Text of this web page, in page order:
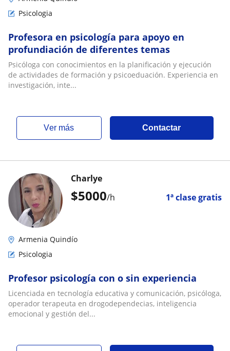
Psicologia
Profesora en psicología para apoyo en
profundiación de diferentes temas
Psicóloga con conocimientos en la planificación y ejecución
de actividades de formación y psicoeduación. Experiencia en
investigación, inte...
ver más Contactar
$5000/h 1ª clase gratis
Charlye
Armenia Quindío
Psicologia
Profesor psicología con o sin experiencia
Licenciada en tecnología educativa y comunicación, psicóloga,
operador terapeuta en drogodependecias, inteligencia
emocional y gestión del...